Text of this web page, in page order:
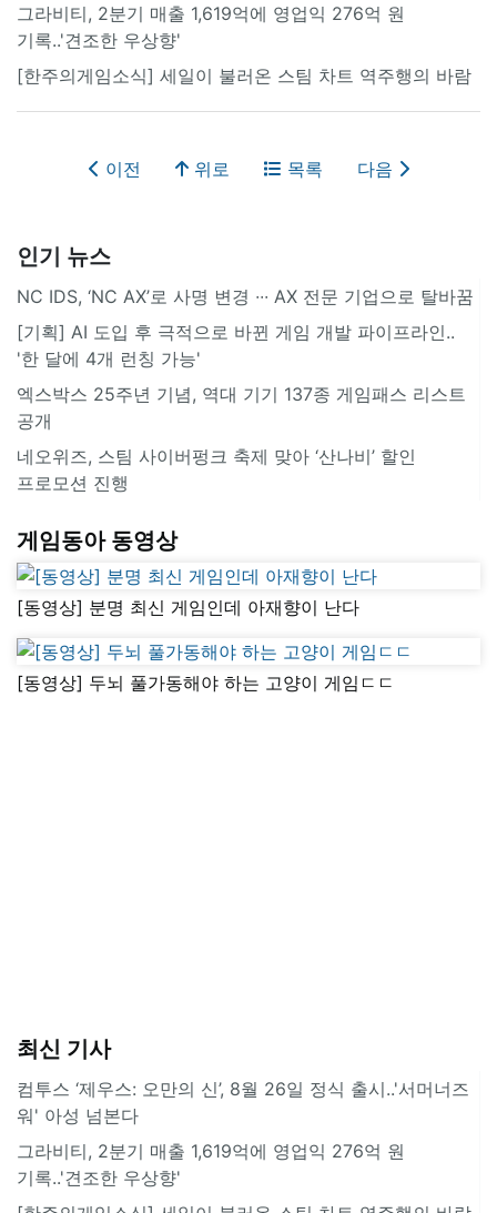
그라비티, 2분기 매출 1,619억에 영업익 276억 원
기록..'견조한 우상향'
[한주의게임소식] 세일이 불러온 스팀 차트 역주행의 바람
이전 위로 목록 다음
인기 뉴스
NC IDS, ‘NC AX’로 사명 변경 ∙∙∙ AX 전문 기업으로 탈바꿈
[기획] AI 도입 후 극적으로 바뀐 게임 개발 파이프라인..
'한 달에 4개 런칭 가능'
엑스박스 25주년 기념, 역대 기기 137종 게임패스 리스트
공개
네오위즈, 스팀 사이버펑크 축제 맞아 ‘산나비’ 할인
프로모션 진행
게임동아 동영상
[동영상] 분명 최신 게임인데 아재향이 난다
[동영상] 두뇌 풀가동해야 하는 고양이 게임ㄷㄷ
최신 기사
컴투스 ‘제우스: 오만의 신’, 8월 26일 정식 출시..'서머너즈
워' 아성 넘본다
그라비티, 2분기 매출 1,619억에 영업익 276억 원
기록..'견조한 우상향'